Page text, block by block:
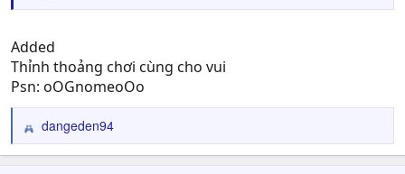
Added
Thỉnh thoảng chơi cùng cho vui
Psn: oOGnomeoOo
R
e
dangeden94